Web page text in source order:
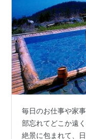
毎日のお仕事や家
部忘れてどこか遠
絶景に包まれて、